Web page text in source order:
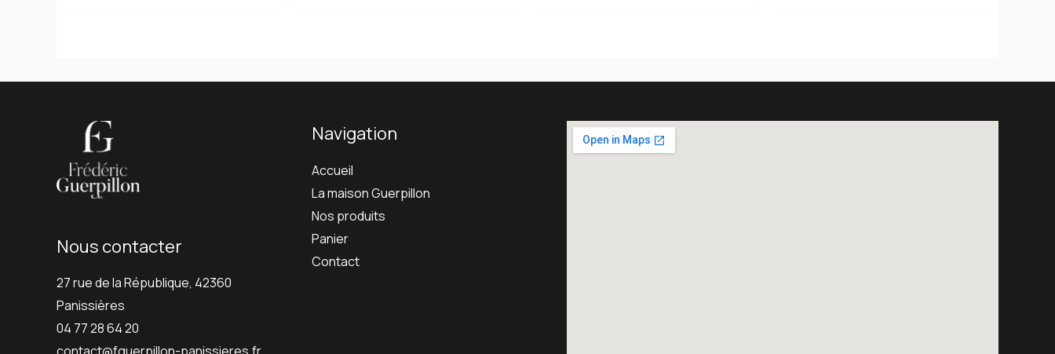
Nous contacter
27 rue de la République, 42360
Panissières
04 77 28 64 20
Navigation
Accueil
La maison Guerpillon
Nos produits
Panier
Contact